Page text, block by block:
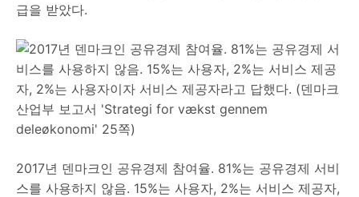
급을 받았다.
2017년 덴마크인 공유경제 참여율. 81%는 공유경제 서비
스를 사용하지 않음. 15%는 사용자, 2%는 서비스 제공자,